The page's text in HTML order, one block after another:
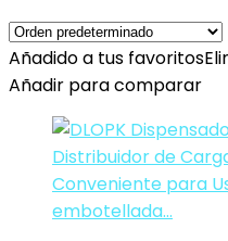
Añadido a tus favoritos
Añadir para comparar